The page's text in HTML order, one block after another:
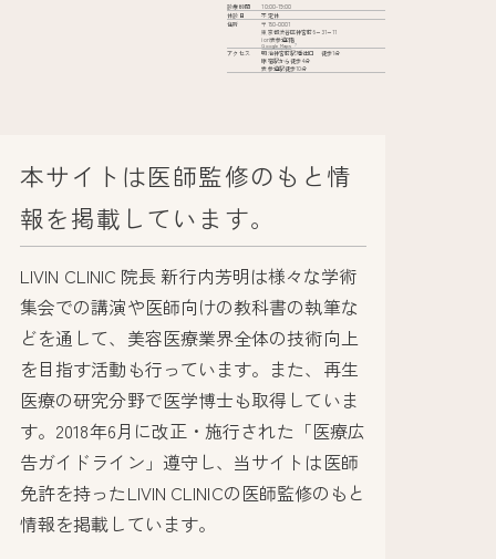
診療時間
10:00-19:00
休診日
不定休
住所
〒150-0001
東京都渋谷区神宮前6−31−11
iori表参道2階
Google Maps
アクセス
明治神宮前駅7番出口 徒歩1分
原宿駅から徒歩4分
表参道駅徒歩10分
本サイトは医師監修のもと情
報を掲載しています。
LIVIN CLINIC 院長 新行内芳明は様々な学術
集会での講演や医師向けの教科書の執筆な
どを通して、美容医療業界全体の技術向上
を目指す活動も行っています。また、再生
医療の研究分野で医学博士も取得していま
す。2018年6月に改正・施行された「医療広
告ガイドライン」遵守し、当サイトは医師
免許を持ったLIVIN CLINICの医師監修のもと
情報を掲載しています。